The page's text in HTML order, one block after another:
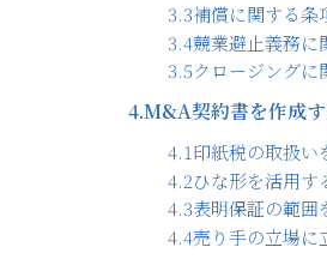
3.3補償に関する条
3.4競業避止義務に
3.5クロージングに
4.M&A契約書を作成
4.1印紙税の取扱い
4.2ひな形を活用す
4.3表明保証の範囲
4.4売り手の立場に